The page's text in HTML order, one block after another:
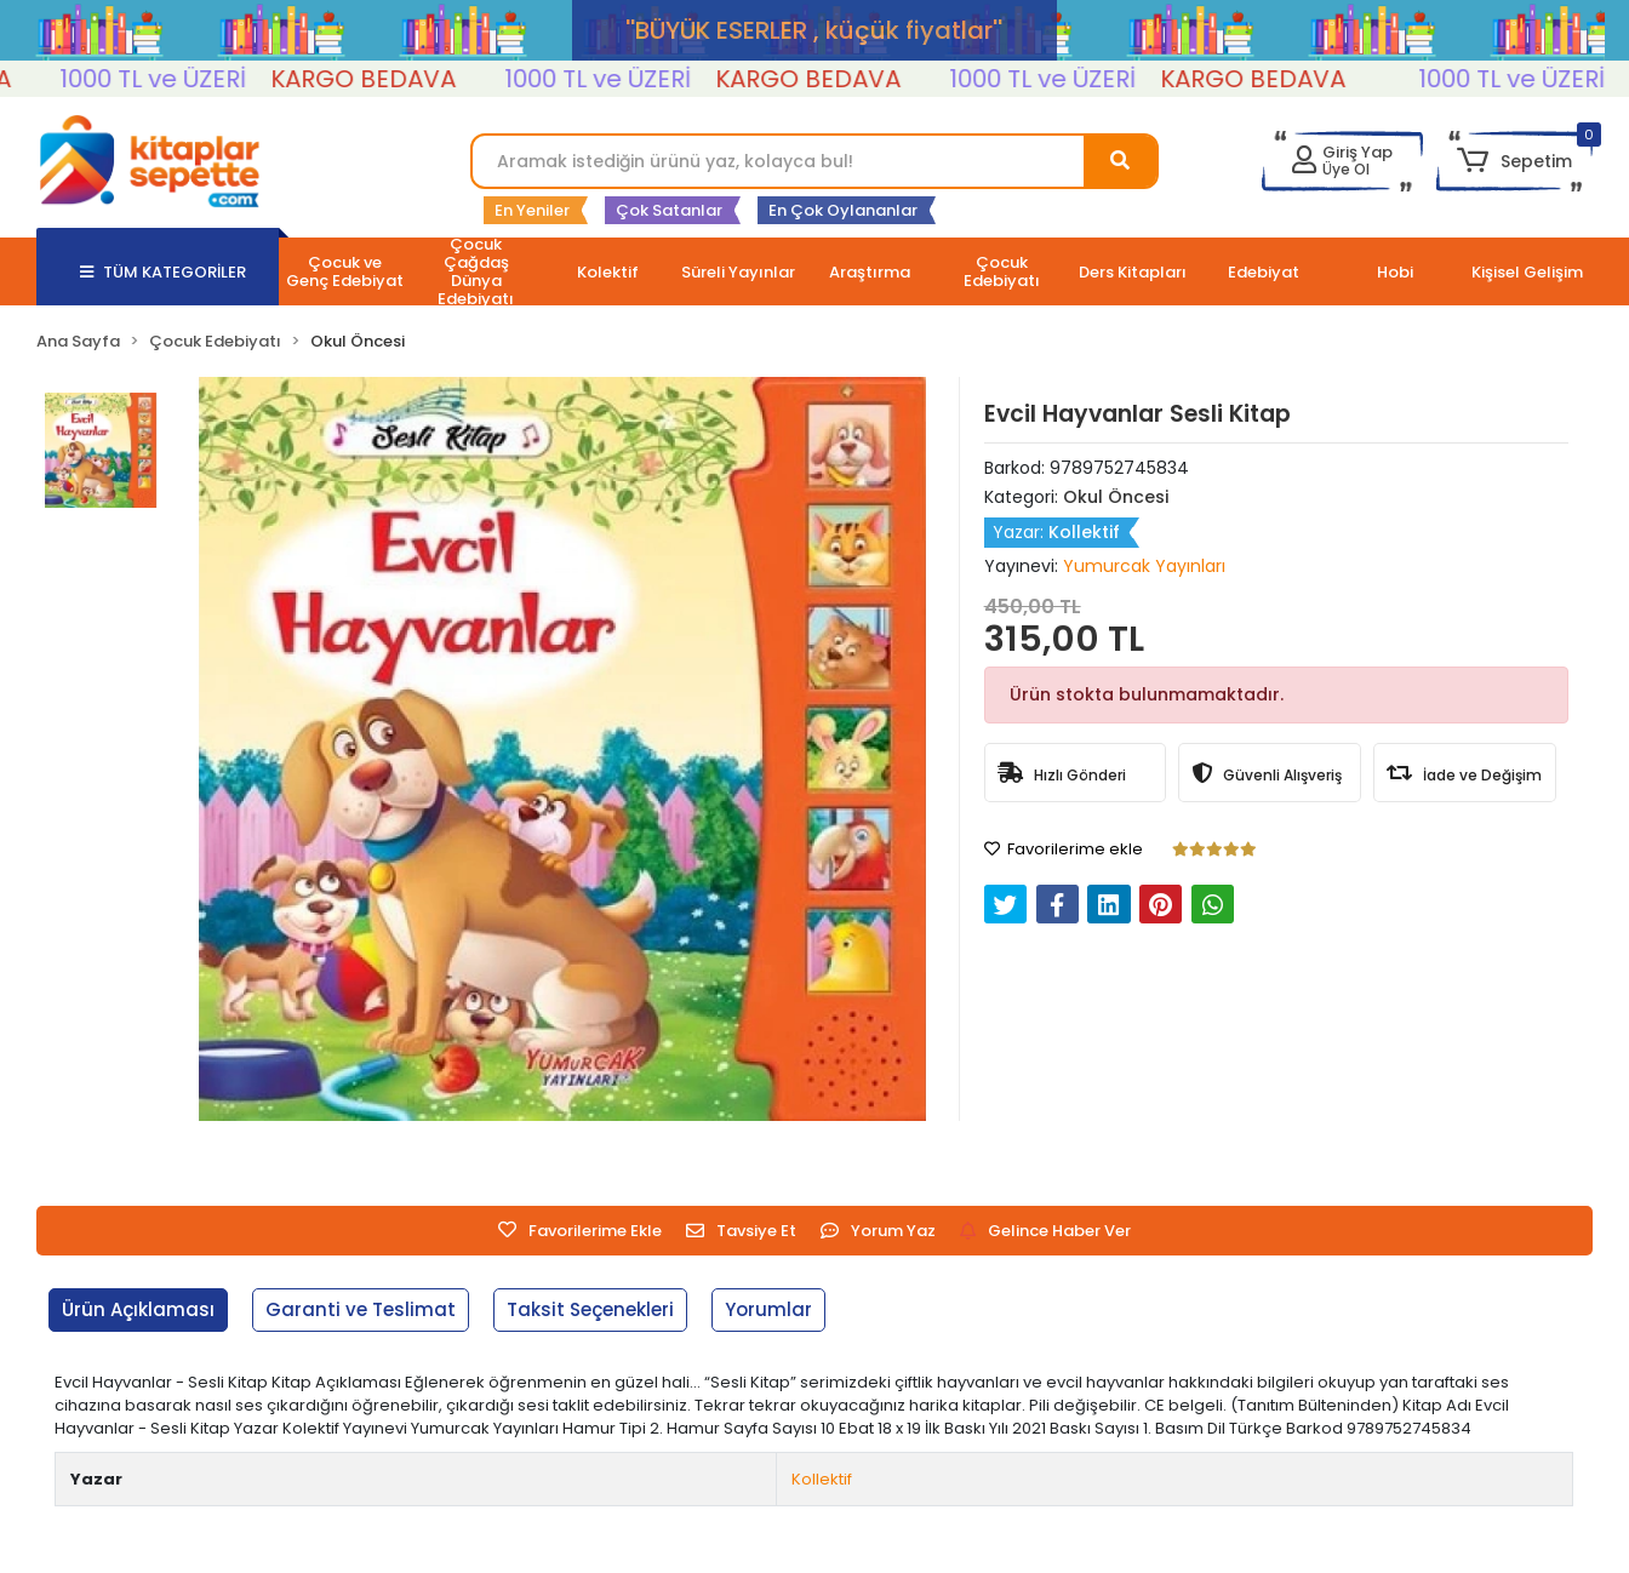
''BÜYÜK ESERLER , küçük fiyatlar''
1000 TL ve ÜZERİ
KARGO BEDAVA 1000 TL ve ÜZERİ KARGO BEDAVA 1000 TL ve ÜZERİ KARGO BEDAVA 1000 TL ve ÜZERİ
En Yeniler Çok Satanlar En Çok Oylananlar
Giriş Yap
Üye Ol
0
Sepetim
TÜM KATEGORİLER Çocuk ve
Genç Edebiyat
Çocuk
Çağdaş
Dünya
Edebiyatı
Kolektif Süreli Yayınlar Araştırma Çocuk
Edebiyatı Ders Kitapları Edebiyat Hobi Kişisel Gelişim
Ana Sayfa Çocuk Edebiyatı Okul Öncesi
Evcil Hayvanlar Sesli Kitap
Barkod: 9789752745834
Kategori: Okul Öncesi
Yazar: Kollektif
Yayınevi: Yumurcak Yayınları
450,00 TL
315,00 TL
Ürün stokta bulunmamaktadır.
Hızlı Gönderi Güvenli Alışveriş İade ve Değişim
Favorilerime ekle
Favorilerime Ekle Tavsiye Et Yorum Yaz Gelince Haber Ver
Ürün Açıklaması Garanti ve Teslimat Taksit Seçenekleri Yorumlar
Evcil Hayvanlar - Sesli Kitap Kitap Açıklaması Eğlenerek öğrenmenin en güzel hali... “Sesli Kitap” serimizdeki çiftlik hayvanları ve evcil hayvanlar hakkındaki bilgileri okuyup yan taraftaki ses
cihazına basarak nasıl ses çıkardığını öğrenebilir, çıkardığı sesi taklit edebilirsiniz. Tekrar tekrar okuyacağınız harika kitaplar. Pili değişebilir. CE belgeli. (Tanıtım Bülteninden) Kitap Adı Evcil
Hayvanlar - Sesli Kitap Yazar Kolektif Yayınevi Yumurcak Yayınları Hamur Tipi 2. Hamur Sayfa Sayısı 10 Ebat 18 x 19 İlk Baskı Yılı 2021 Baskı Sayısı 1. Basım Dil Türkçe Barkod 9789752745834
Yazar Kollektif